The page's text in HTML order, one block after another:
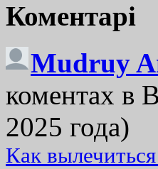
Коментарі
Mudruy
коментах в
2025 года)
Как